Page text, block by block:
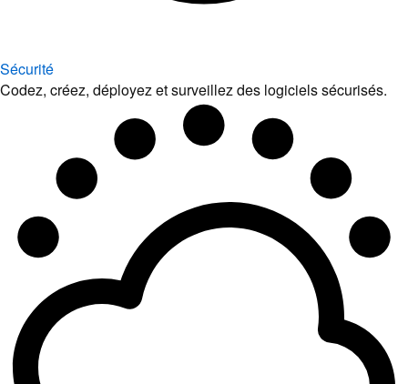
Sécurité
Codez, créez, déployez et surveillez des logiciels sécurisés.